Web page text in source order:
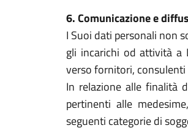
6. Comunicazione e
I Suoi dati personali non
gli incarichi od attività a
verso fornitori,
In relazione alle finalità
pertinenti alle
seguenti categorie di